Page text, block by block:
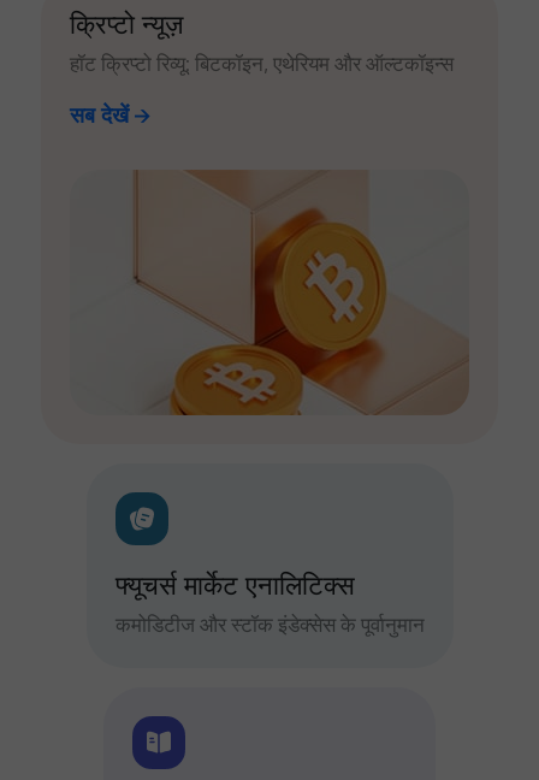
क्रिप्टो न्यूज़
हॉट क्रिप्टो रिव्यू: बिटकॉइन, एथेरियम और ऑल्टकॉइन्स
सब देखें
फ्यूचर्स मार्केट एनालिटिक्स
कमोडिटीज और स्टॉक इंडेक्सेस के पूर्वानुमान